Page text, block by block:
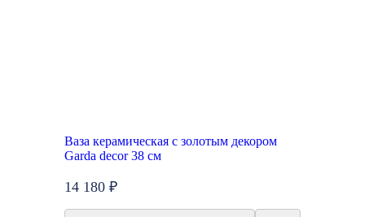
Ваза керамическая с золотым декором
Garda decor 38 см
14 180 ₽